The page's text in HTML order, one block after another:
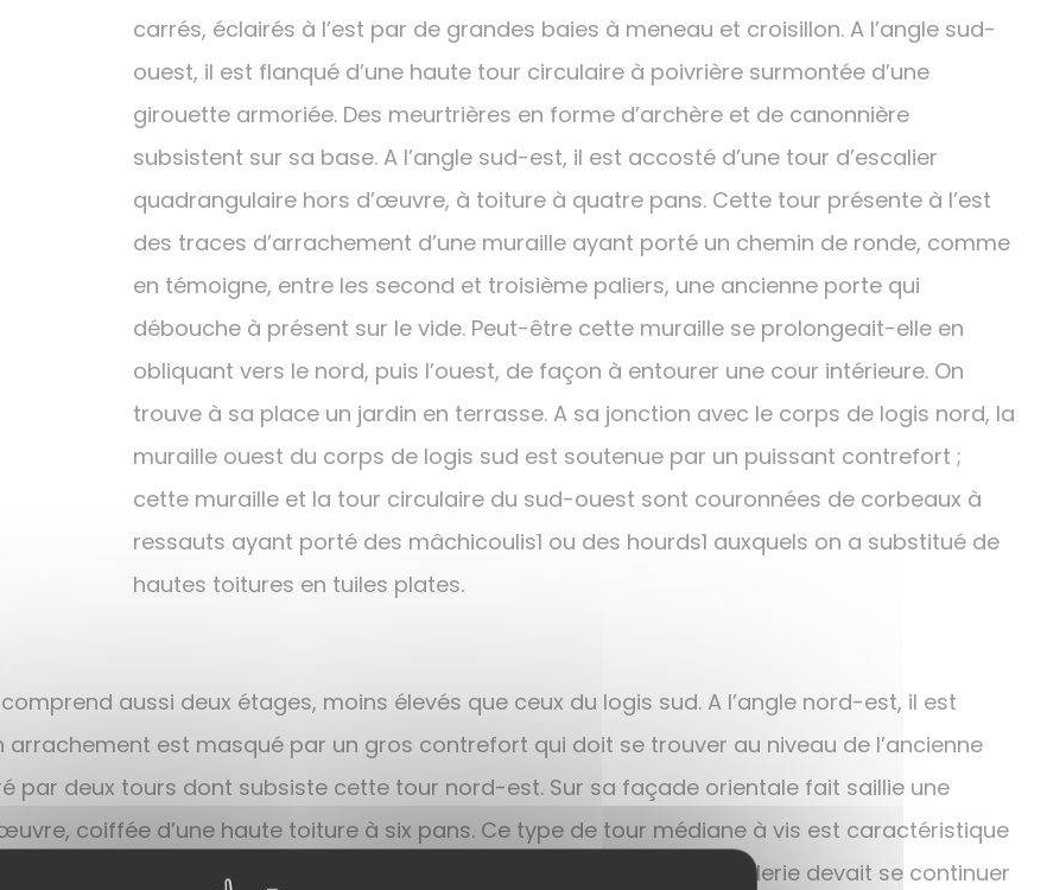
carrés, éclairés à l’est par de grandes baies à meneau et croisillon. A l’angle sud-
ouest, il est flanqué d’une haute tour circulaire à poivrière surmontée d’une
girouette armoriée. Des meurtrières en forme d’archère et de canonnière
subsistent sur sa base. A l’angle sud-est, il est accosté d’une tour d’escalier
quadrangulaire hors d’œuvre, à toiture à quatre pans. Cette tour présente à l’est
des traces d’arrachement d’une muraille ayant porté un chemin de ronde, comme
en témoigne, entre les second et troisième paliers, une ancienne porte qui
débouche à présent sur le vide. Peut-être cette muraille se prolongeait-elle en
obliquant vers le nord, puis l’ouest, de façon à entourer une cour intérieure. On
trouve à sa place un jardin en terrasse. A sa jonction avec le corps de logis nord, la
muraille ouest du corps de logis sud est soutenue par un puissant contrefort ;
cette muraille et la tour circulaire du sud-ouest sont couronnées de corbeaux à
ressauts ayant porté des mâchicoulis1 ou des hourds1 auxquels on a substitué de
hautes toitures en tuiles plates.
aussi deux étages, moins élevés que ceux du logis sud. A l’angle nord-est, il est
est masqué par un gros contrefort qui doit se trouver au niveau de l’ancienne
par deux tours dont subsiste cette tour nord-est. Sur sa façade orientale fait saillie une
coiffée d’une haute toiture à six pans. Ce type de tour médiane à vis est caractéristique
auvent relie la tourelle d’escalier à la tour ronde du nordest. Cette galerie devait se continuer